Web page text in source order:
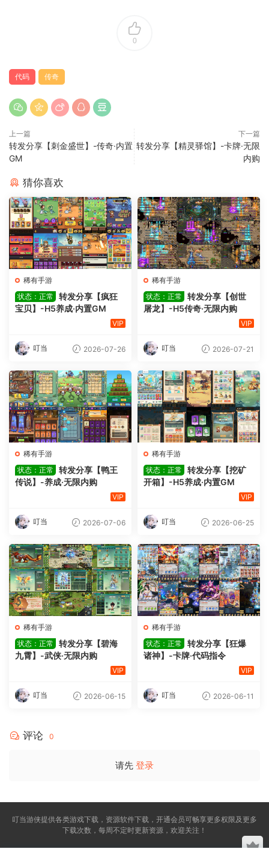
0
代码 传奇
上一篇
转发分享【刺金盛世】-传奇·内置
GM
下一篇
转发分享【精灵驿馆】-卡牌·无限
内购
猜你喜欢
稀有手游
状态：正常
转发分享【疯狂
宝贝】-H5养成·内置GM
VIP
叮当 2026-07-26
稀有手游
状态：正常
转发分享【创世
屠龙】-H5传奇·无限内购
VIP
叮当 2026-07-21
稀有手游
状态：正常
转发分享【鸭王
传说】-养成·无限内购
VIP
叮当 2026-07-06
稀有手游
状态：正常
转发分享【挖矿
开箱】-H5养成·内置GM
VIP
叮当 2026-06-25
稀有手游
状态：正常
转发分享【碧海
九霄】-武侠·无限内购
VIP
叮当 2026-06-15
稀有手游
状态：正常
转发分享【狂爆
诸神】-卡牌·代码指令
VIP
叮当 2026-06-11
评论 0
请先 登录
叮当游侠提供各类游戏下载，资源软件下载，开通会员可畅享更多权限及更多
下载次数，每周不定时更新资源，欢迎关注！